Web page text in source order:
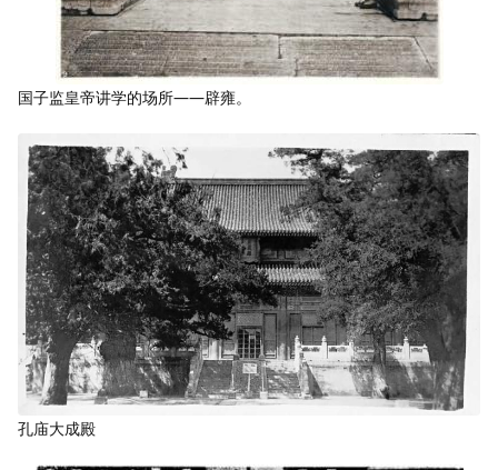
国子监皇帝讲学的场所——辟雍。
孔庙大成殿